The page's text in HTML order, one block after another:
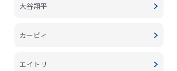
大谷翔平
カービィ
エイトリ